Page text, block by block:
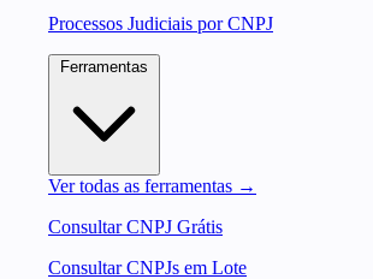
Processos Judiciais por CNPJ
Ver todas as ferramentas →
Consultar CNPJ Grátis
Consultar CNPJs em Lote